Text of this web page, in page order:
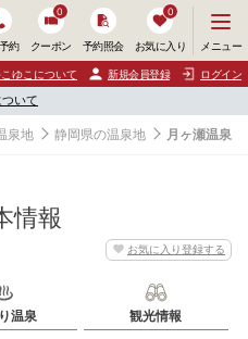
約 クーポン
0
予約照会 お気に入り
0
ニ
ュ
ー
開
く
メニュー
ゆこについて 新規会員登録 ログイン
いて
泉地 静岡県の温泉地 月ヶ瀬温泉
情報
お気に入り登録する
温泉 観光情報